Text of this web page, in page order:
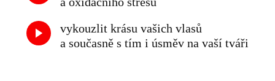
vykouzlit krásu vašich vlasů
a současně s tím i úsměv na vaší tváři